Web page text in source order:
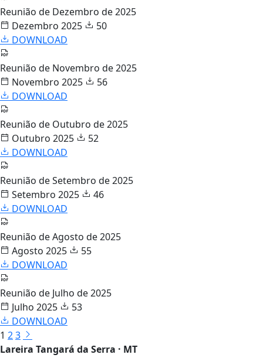
Reunião de Dezembro de 2025
Dezembro 2025
50
DOWNLOAD
Reunião de Novembro de 2025
Novembro 2025
56
DOWNLOAD
Reunião de Outubro de 2025
Outubro 2025
52
DOWNLOAD
Reunião de Setembro de 2025
Setembro 2025
46
DOWNLOAD
Reunião de Agosto de 2025
Agosto 2025
55
DOWNLOAD
Reunião de Julho de 2025
Julho 2025
53
DOWNLOAD
1 23
Lareira Tangará da Serra · MT